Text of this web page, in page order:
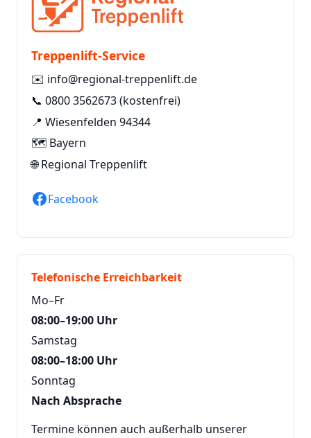
Treppenlift-Service
✉️ info@regional-treppenlift.de
📞 0800 3562673(kostenfrei)
📍 Wiesenfelden 94344
🗺️ Bayern
🌐Regional Treppenlift
Facebook
Telefonische Erreichbarkeit
Mo–Fr
08:00–19:00 Uhr
Samstag
08:00–18:00 Uhr
Sonntag
Nach Absprache
Termine können auch außerhalb unserer